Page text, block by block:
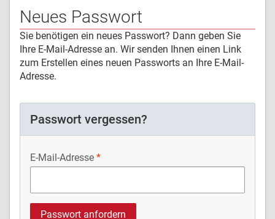
Neues Passwort
Sie benötigen ein neues Passwort? Dann geben Sie
Ihre E-Mail-Adresse an. Wir senden Ihnen einen Link
zum Erstellen eines neuen Passworts an Ihre E-Mail-
Adresse.
Passwort vergessen?
E-Mail-Adresse